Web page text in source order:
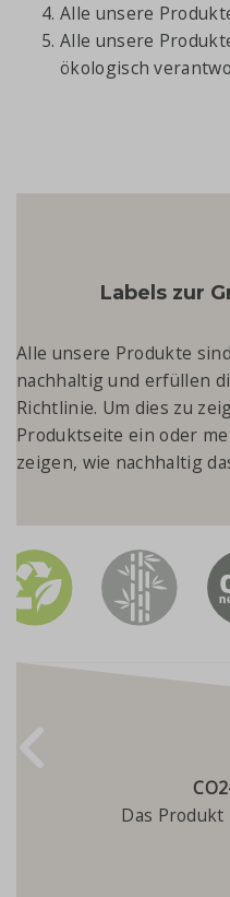
Alle unsere
Alle unsere
ökologisch
Labels zur
Alle unsere Produkte
nachhaltig und erfüllen
Richtlinie. Um dies zu
Produktseite ein oder
zeigen, wie nachhaltig
Das